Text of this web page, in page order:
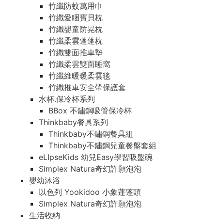
竹纖防蚊萬用巾
竹纖愛睏寶貝枕
竹纖嬰童防晃枕
竹纖柔雲蓬蓬枕
竹纖雙面推車墊
竹纖柔雲雙面睡窩
竹纖維暖暖柔雲毯
竹纖推車安全帶保護套
水杯.保冷杯系列
BBox 不鏽鋼吸管保冷杯
Thinkbaby餐具系列
Thinkbaby不鏽鋼餐具組
Thinkbaby不鏽鋼兒童餐盤套組
eLIpseKids 幼兒Easy學習吸盤碗
Simplex Natura奇幻許願泡泡
嬰幼沐浴
以色列 Yookidoo 小象蓮蓬頭
Simplex Natura奇幻許願泡泡
生活收納